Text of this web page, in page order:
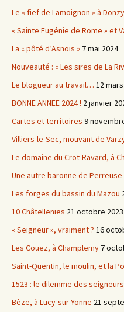
Le « fief de Lamoignon » à Donzy
« Sainte Eugénie de Rome » et
La « pôté d’Asnois » 7 mai 2024
Nouveauté : « Les sires de La
Le blogueur au travail… 12
BONNE ANNEE 2024 ! 2 janvier
Cartes et territoires 9
Villiers-le-Sec, mouvant de
Le domaine du Crot-Ravard, à
Une autre baronne de
Les forges du bassin du Mazou
10 Châtellenies 21 octobre 2023
« Seigneur », vraiment ? 16
Les Couez, à Champlemy 7
Saint-Quentin, le moulin, et la
1523 : le dilemme des
Bèze, à Lucy-sur-Yonne 21